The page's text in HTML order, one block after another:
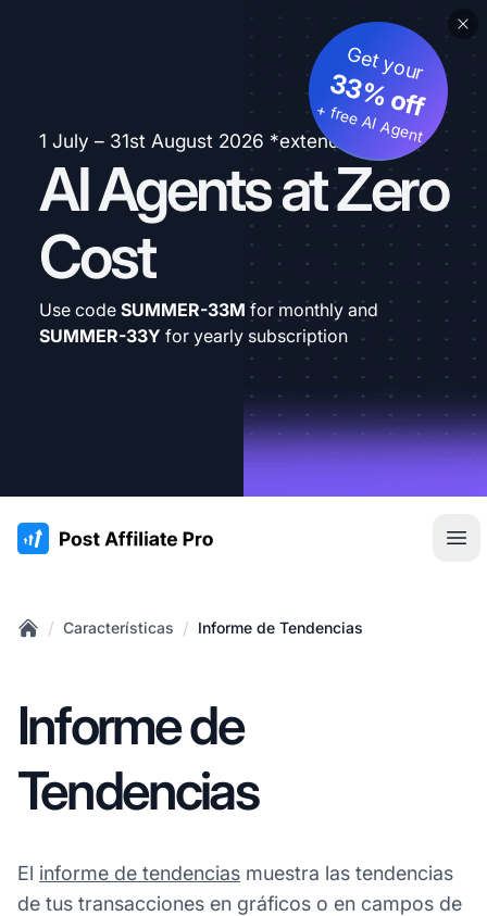
1 July – 31st August 2026 *extended
AI Agents at Zero
Cost
Get your
33% off
+ free AI Agent
Use code SUMMER-33M for monthly and
SUMMER-33Y for yearly subscription
:site.title
/ Características / Informe de Tendencias
Informe de
Tendencias
El informe de tendencias muestra las tendencias
de tus transacciones en gráficos o en campos de